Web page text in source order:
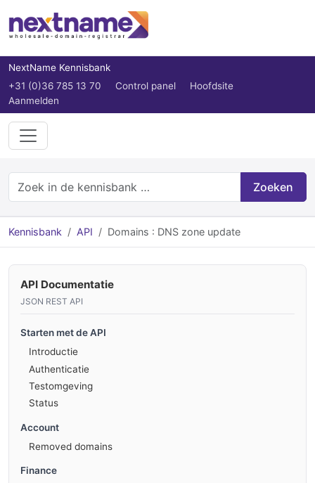
NextName Kennisbank
+31 (0)36 785 13 70
Control panel
Hoofdsite
Aanmelden
Zoeken
Kennisbank API Domains : DNS zone update
API Documentatie
JSON REST API
Starten met de API
Introductie
Authenticatie
Testomgeving
Status
Account
Removed domains
Finance